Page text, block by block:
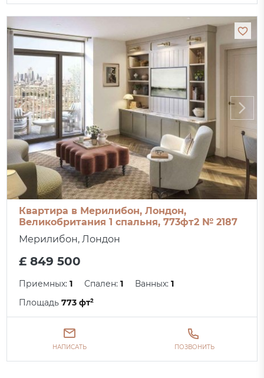
Квартира в Мерилибон, Лондон,
Великобритания 1 спальня, 773фт2 № 2187
Мерилибон, Лондон
£ 849 500
Приемных:1 Спален:1 Ванных:1
Площадь773 фт²
НАПИСАТЬ ПОЗВОНИТЬ